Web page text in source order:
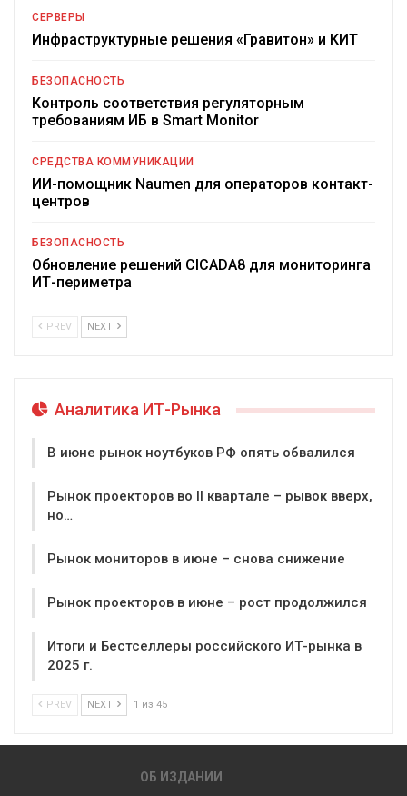
СЕРВЕРЫ
Инфраструктурные решения «Гравитон» и КИТ
БЕЗОПАСНОСТЬ
Контроль соответствия регуляторным
требованиям ИБ в Smart Monitor
СРЕДСТВА КОММУНИКАЦИИ
ИИ-помощник Naumen для операторов контакт-
центров
БЕЗОПАСНОСТЬ
Обновление решений CICADA8 для мониторинга
ИТ-периметра
PREV NEXT
Аналитика ИТ-Рынка
В июне рынок ноутбуков РФ опять обвалился
Рынок проекторов во II квартале – рывок вверх,
но…
Рынок мониторов в июне – снова снижение
Рынок проекторов в июне – рост продолжился
Итоги и Бестселлеры российского ИТ-рынка в
2025 г.
PREV NEXT 1 из 45
ОБ ИЗДАНИИ